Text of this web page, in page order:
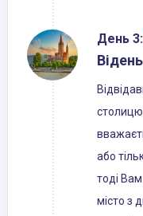
День 3:
столицю
або
тоді
місто з